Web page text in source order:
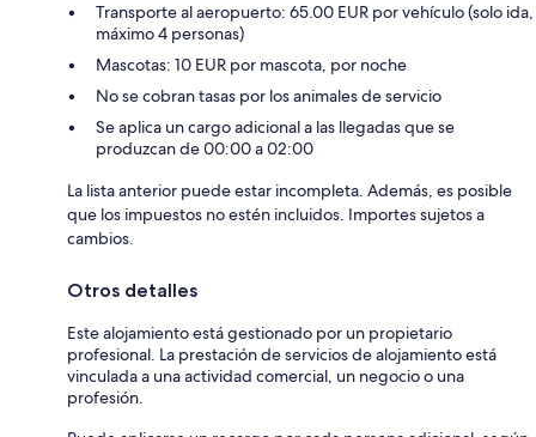
Transporte al aeropuerto: 65.00 EUR por vehículo (solo ida,
máximo 4 personas)
Mascotas: 10 EUR por mascota, por noche
No se cobran tasas por los animales de servicio
Se aplica un cargo adicional a las llegadas que se
produzcan de 00:00 a 02:00
La lista anterior puede estar incompleta. Además, es posible
que los impuestos no estén incluidos. Importes sujetos a
cambios.
Otros detalles
Este alojamiento está gestionado por un propietario
profesional. La prestación de servicios de alojamiento está
vinculada a una actividad comercial, un negocio o una
profesión.